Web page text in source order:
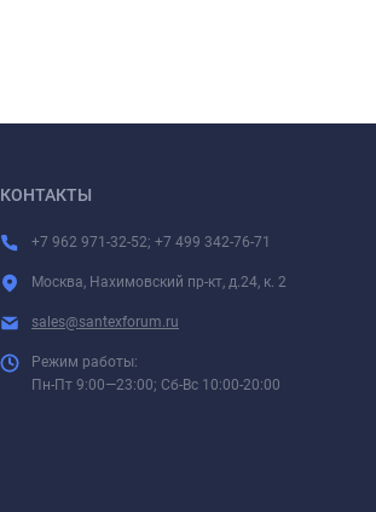
КОНТАКТЫ
+7 962 971-32-52; +7 499 342-76-71
Москва, Нахимовский пр-кт, д.24, к. 2
sales@santexforum.ru
Режим работы:
Пн-Пт 9:00—23:00; Сб-Вс 10:00-20:00